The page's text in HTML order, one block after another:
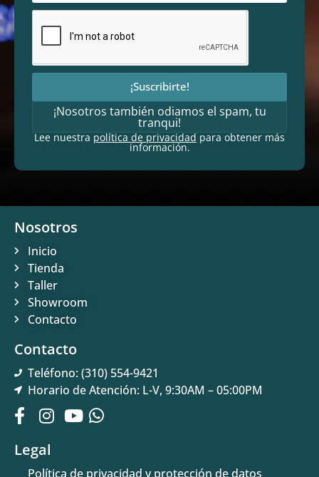
¡Suscribirte!
¡Nosotros también odiamos el spam, tu
tranqui!
Lee nuestrapolítica de privacidadpara obtener más
información.
Nosotros
Inicio
Tienda
Taller
Showroom
Contacto
Contacto
Teléfono: (310) 554-9421
Horario de Atención: L-V, 9:30AM – 05:00PM
Legal
Política de privacidad y protección de datos